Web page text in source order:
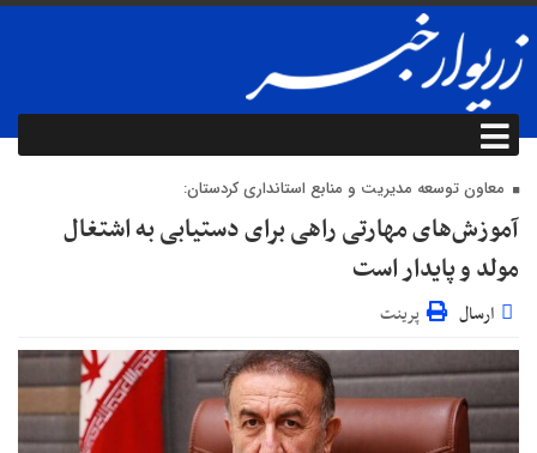
معاون توسعه مدیریت و منابع استانداری کردستان:
آموزش‌های مهارتی راهی برای دستیابی به اشتغال
مولد و پایدار است
ارسال پرینت